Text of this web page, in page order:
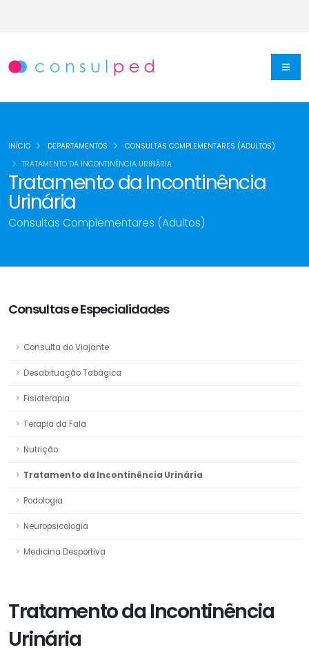
Tratamento da Incontinência
Urinária
Consultas Complementares (Adultos)
INÍCIO DEPARTAMENTOS
CONSULTAS COMPLEMENTARES (ADULTOS)
TRATAMENTO DA INCONTINÊNCIA URINÁRIA
Consultas e Especialidades
Consulta do Viajante
Desabituação Tabágica
Fisioterapia
Terapia da Fala
Nutrição
Tratamento da Incontinência Urinária
Podologia
Neuropsicologia
Medicina Desportiva
Tratamento da Incontinência
Urinária